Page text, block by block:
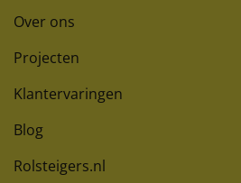
Over ons
Projecten
Klantervaringen
Blog
Rolsteigers.nl